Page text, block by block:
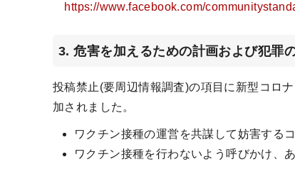
https://www.facebook.com/
3. 危害を加えるための計画および犯罪
投稿禁止(要周辺情報調査)の項目に新型コロ
加されました。
ワクチン接種の運営を共謀して妨害する
ワクチン接種を行わないよう呼びかけ、